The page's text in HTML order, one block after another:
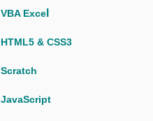
VBA Exce
HTML5 & CSS3
Scratch
JavaScript